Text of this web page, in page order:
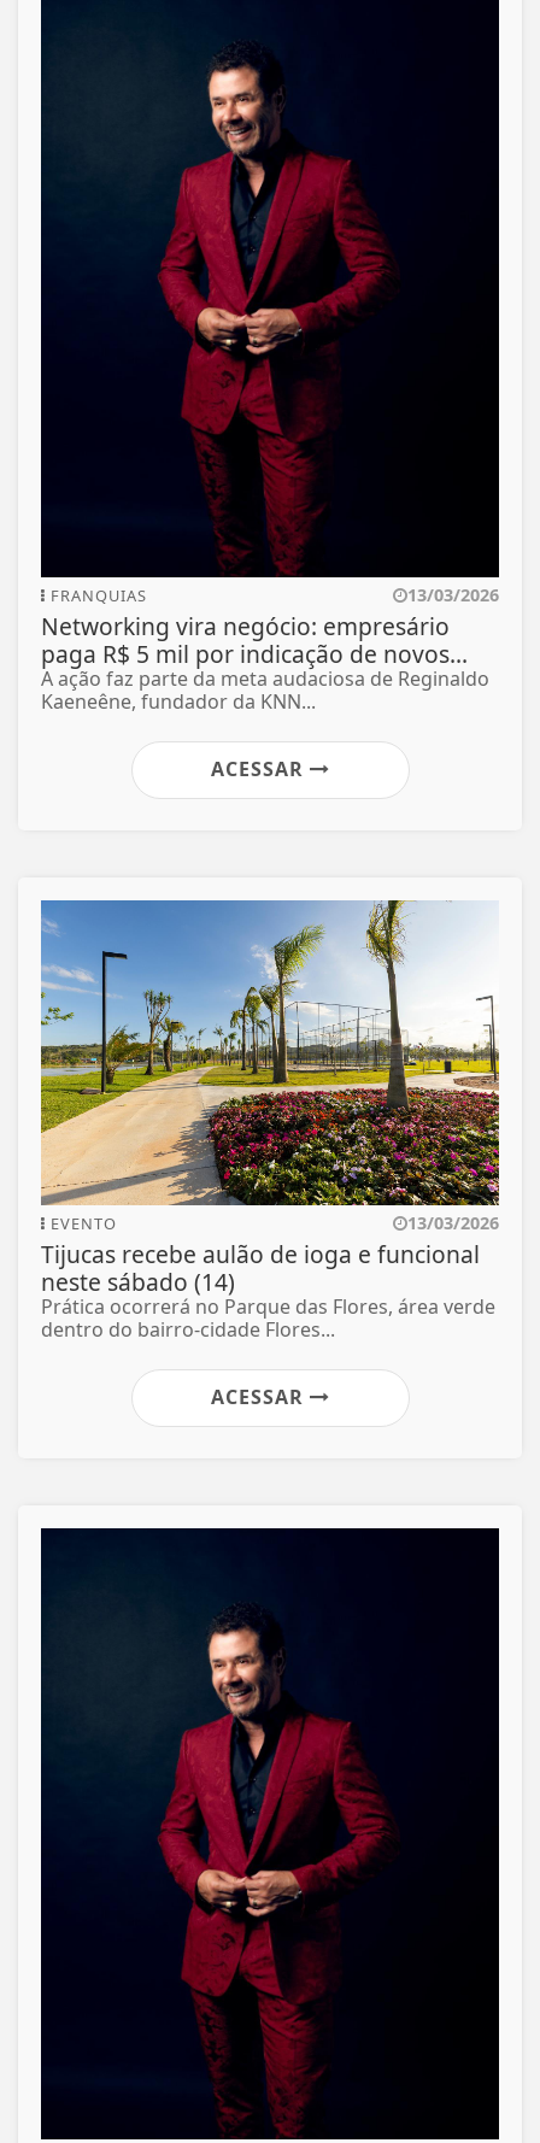
FRANQUIAS 13/03/2026
Networking vira negócio: empresário
paga R$ 5 mil por indicação de novos...
A ação faz parte da meta audaciosa de Reginaldo
Kaeneêne, fundador da KNN...
ACESSAR
EVENTO 13/03/2026
Tijucas recebe aulão de ioga e funcional
neste sábado (14)
Prática ocorrerá no Parque das Flores, área verde
dentro do bairro-cidade Flores...
ACESSAR